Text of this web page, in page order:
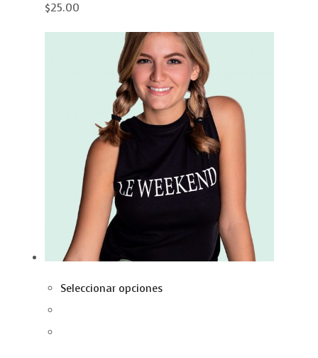
$25.00
Seleccionar opciones